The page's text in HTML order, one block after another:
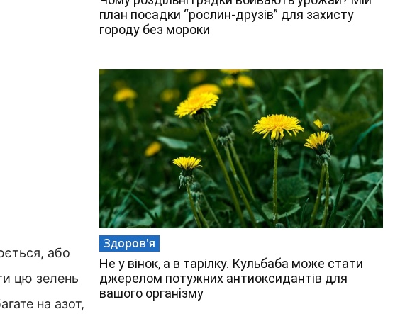
або
цю зелень
на азот,
план посадки “рослин-друзів” для захисту
городу без мороки
Здоров'я
Не у вінок, а в тарілку. Кульбаба може стати
джерелом потужних антиоксидантів для
вашого організму